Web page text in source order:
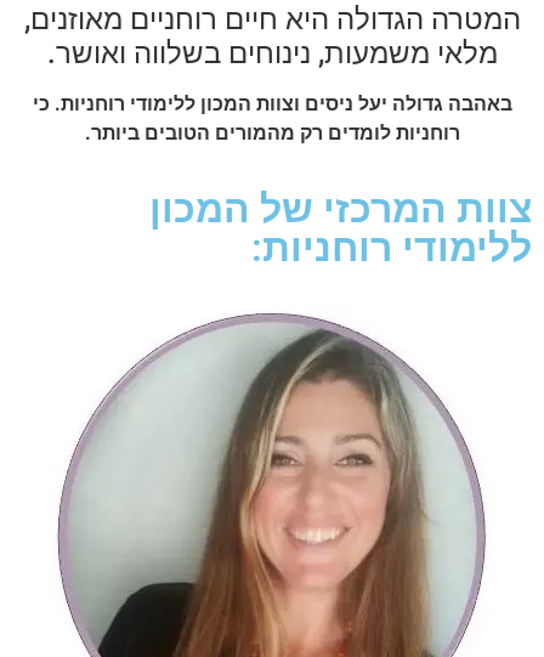
המטרה הגדולה היא חיים רוחניים מאוזנים,
מלאי משמעות, נינוחים בשלווה ואושר.
באהבה גדולה יעל ניסים וצוות המכון ללימודי רוחניות. כי
רוחניות לומדים רק מהמורים הטובים ביותר.
צוות המרכזי של המכון
ללימודי רוחניות: